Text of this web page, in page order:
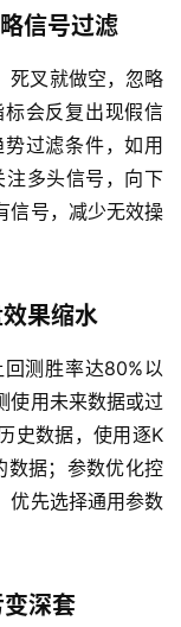
信号过滤
死叉就做空，忽略
会反复出现假信
过滤条件，如用
多头信号，向下
信号，减少无效操
果缩水
测胜率达80%以
使用未来数据或过
史数据，使用逐K
数据；参数优化控
优先选择通用参数
深套